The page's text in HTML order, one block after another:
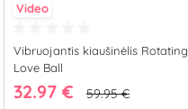
Video
Vibruojantis kiaušinėlis Rotating
Love Ball
32.97 € 59.95 €